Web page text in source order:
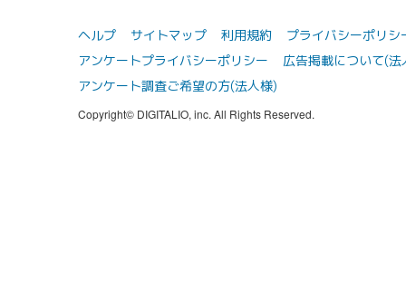
ヘルプ サイトマップ 利用規約
プライバシーポリシ
アンケートプライバシーポリシー
広告掲載について(法
アンケート調査ご希望の方(法人様)
Copyright© DIGITALIO, inc. All Rights Reserved.